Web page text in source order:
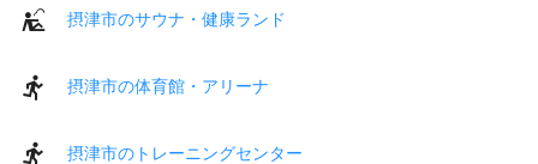
摂津市のサウナ・健康ランド
摂津市の体育館・アリーナ
摂津市のトレーニングセンター